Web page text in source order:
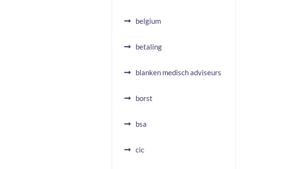
belgium
betaling
blanken medisch adviseurs
borst
bsa
cic